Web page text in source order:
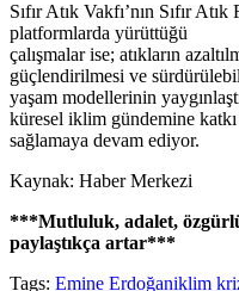
Sıfır Atık Vakfı’nın Sıfır
platformlarda yürüttüğü
çalışmalar ise; atıkların
güçlendirilmesi ve
yaşam modellerinin
küresel iklim gündemine katkı
sağlamaya devam ediyor.
Kaynak: Haber Merkezi
***Mutluluk, adalet,
paylaştıkça artar***
Tags: Emine Erdoğaniklim